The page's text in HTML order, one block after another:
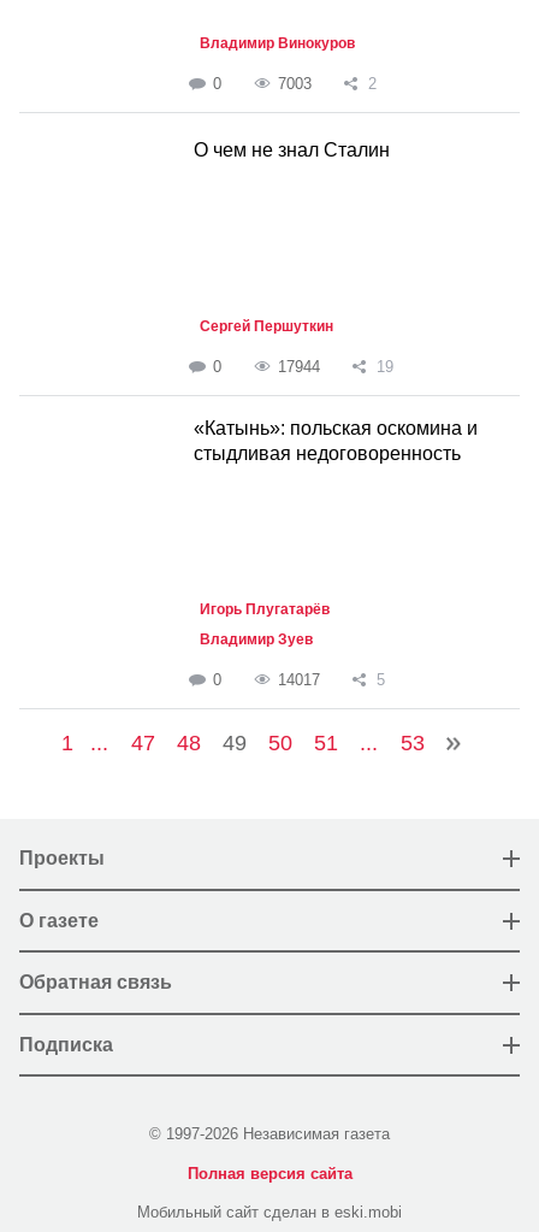
Владимир Винокуров
0 7003 2
О чем не знал Сталин
Сергей Першуткин
0 17944 19
«Катынь»: польская оскомина и
стыдливая недоговоренность
Игорь Плугатарёв
Владимир Зуев
0 14017 5
1 ... 47 48 49 50 51 ... 53
Проекты
О газете
Обратная связь
Подписка
© 1997-2026 Независимая газета
Полная версия сайта
Мобильный сайт сделан в eski.mobi